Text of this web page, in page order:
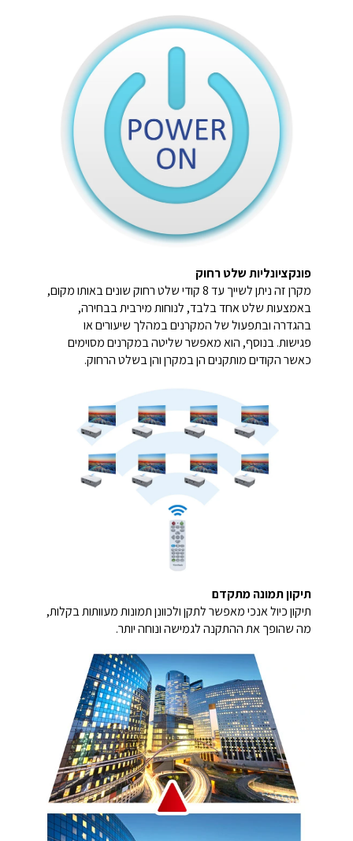
פונקציונליות שלט רחוק
מקרן זה ניתן לשייך עד 8 קודי שלט רחוק שונים באותו מקום,
באמצעות שלט אחד בלבד, לנוחות מירבית בבחירה,
בהגדרה ובתפעול של המקרנים במהלך שיעורים או
פגישות. בנוסף, הוא מאפשר שליטה במקרנים מסוימים
כאשר הקודים מותקנים הן במקרן והן בשלט הרחוק.
תיקון תמונה מתקדם
תיקון כיול אנכי מאפשר לתקן ולכוונן תמונות מעוותות בקלות,
מה שהופך את ההתקנה לגמישה ונוחה יותר.